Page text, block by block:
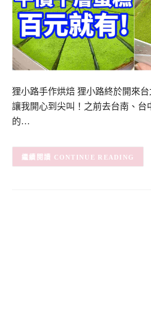
狸小路手作烘焙 狸小路終於開來
讓我開心到尖叫！之前去台南、台
的…
CONTINUE READING